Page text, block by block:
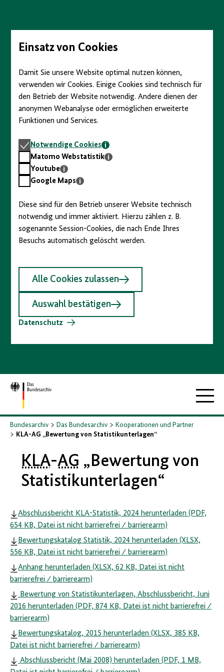
Seiteninhalt
springenEinsatz von Cookies
Damit Sie unsere Website optimal nutzen können,
verwenden wir Cookies. Einige Cookies sind technisch für
den Betrieb der Website notwendig. Andere dienen der
anonymen Webanalyse oder ermöglichen erweiterte
Funktionen und Services.
Notwendige
Cookies
Notwendige Cookies
Matomo
Webstatistik
Matomo Webstatistik
Youtube
Youtube
GoogleGoogle Maps
Diese sind für den Betrieb unserer Website technisch
notwendig und immer aktiviert. Hierzu zählen z. B.
sogenannte Session-Cookies, die nach Ende Ihres
Besuchs automatisch gelöscht werden.
Alle Cookies zulassen
Auswahl bestätigen
Datenschutz
Zur
Startseite
Bundesarchiv Das Bundesarchiv
Kooperationen und Partner
KLA-AG „Bewertung von Statistikunterlagen“
KLA-AG „Bewertung von
Statistikunterlagen“
Abschlussbericht KLA-Statistik, 2024 herunterladen (PDF,
654 KB, Datei ist nicht barrierefrei ⁄ barrierearm)
Bewertungskatalog Statistik, 2024 herunterladen (XLSX,
556 KB, Datei ist nicht barrierefrei ⁄ barrierearm)
Anhang herunterladen (XLSX, 62 KB, Datei ist nicht
barrierefrei ⁄ barrierearm)
Bewertung von Statistikunterlagen, Abschlussbericht, Juni
2016 herunterladen (PDF, 874 KB, Datei ist nicht barrierefrei ⁄
barrierearm)
Bewertungskatalog, 2015 herunterladen (XLSX, 385 KB,
Datei ist nicht barrierefrei ⁄ barrierearm)
Abschlussbericht (Mai 2008) herunterladen (PDF, 1 MB,